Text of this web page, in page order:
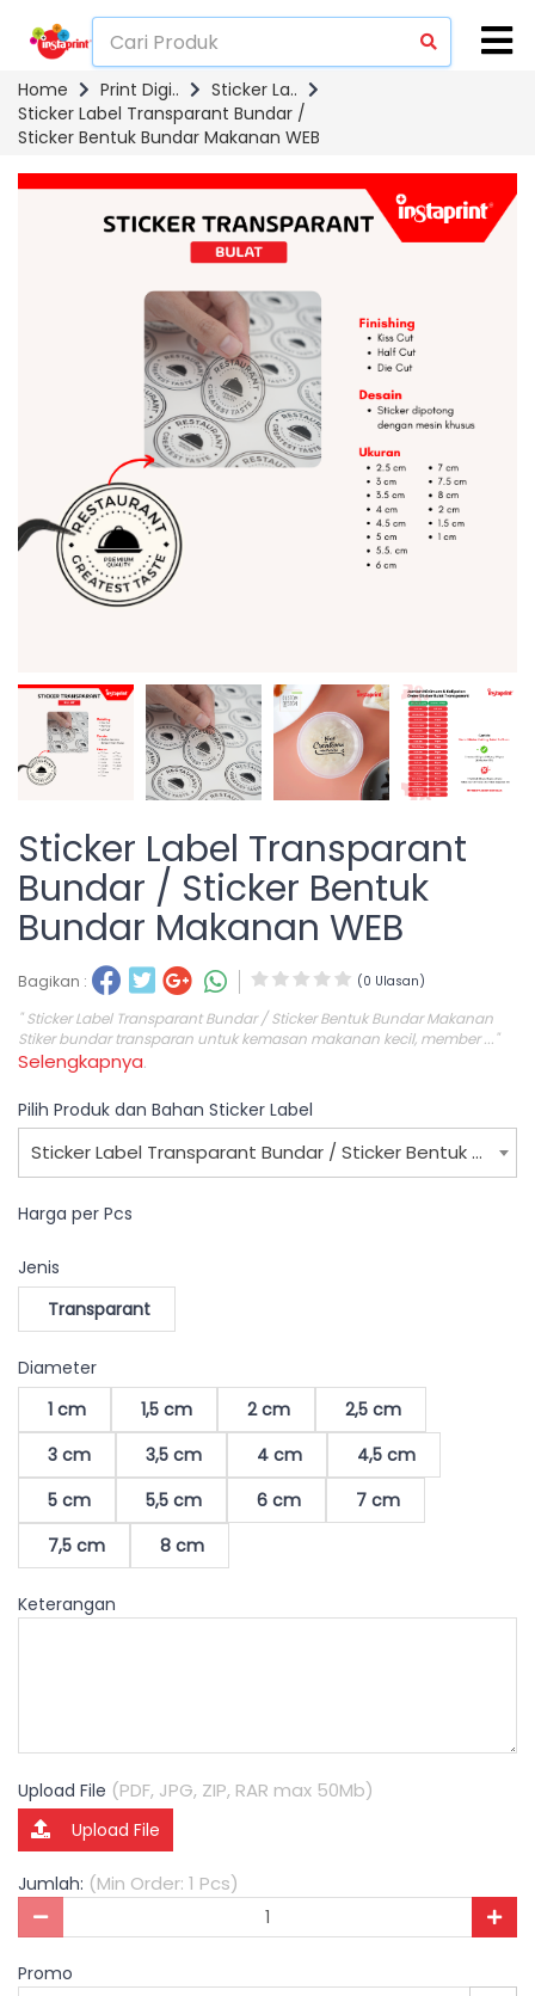
Home Print Digi..
Sticker La..
Sticker Label Transparant Bundar /
Sticker Bentuk Bundar Makanan WEB
Sticker Label Transparant
Bundar / Sticker Bentuk
Bundar Makanan WEB
Bagikan : (0 Ulasan)
" Sticker Label Transparant Bundar / Sticker Bentuk Bundar Makanan
Stiker bundar transparan untuk kemasan makanan kecil, member ..."
Selengkapnya.
Pilih Produk dan Bahan Sticker Label
Sticker Label Transparant Bundar / Sticker Bentuk Bundar Makanan WEB
Harga per Pcs
Jenis
Transparant
Diameter
1 cm
1,5 cm 2 cm
2,5 cm
3 cm
3,5 cm 4 cm
4,5 cm
5 cm
5,5 cm 6 cm
7 cm
7,5 cm
8 cm
Keterangan
Upload File (PDF, JPG, ZIP, RAR max 50Mb)
Upload File
Jumlah: (Min Order: 1 Pcs)
Promo